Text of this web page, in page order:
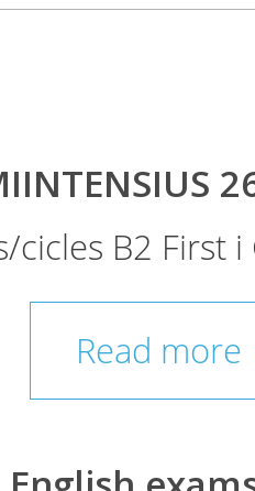
cicles B2 First
Read more